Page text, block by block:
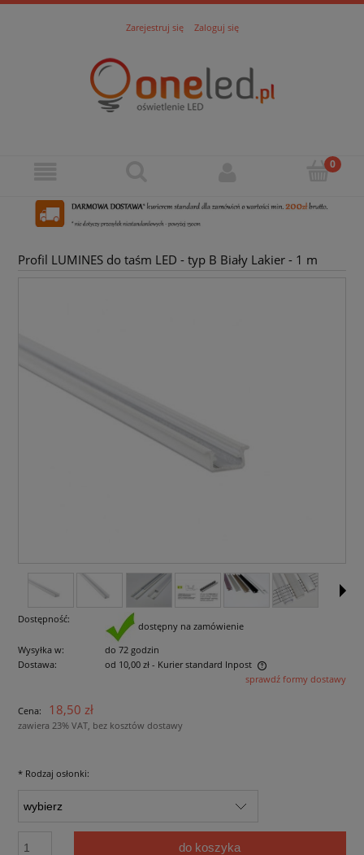
Zarejestruj się Zaloguj się
Profil LUMINES do taśm LED - typ B Biały Lakier - 1 m
Dostępność:
dostępny na zamówienie
Wysyłka w:
do 72 godzin
Dostawa:
od 10,00 zł - Kurier standard Inpost
Cena nie zawiera ewentualnych kosztów płatnościsprawdź formy dostawy
Cena: 18,50 zł
zawiera 23% VAT, bez kosztów dostawy
* Rodzaj osłonki:
do koszyka